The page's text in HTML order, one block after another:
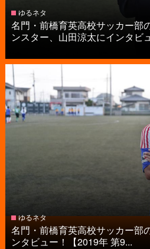
ゆるネタ
名門・前橋育英高校サッカー部
ンスター、山田涼太にインタビ
ゆるネタ
名門・前橋育英高校サッカー部
ンタビュー！【2019年 第9...